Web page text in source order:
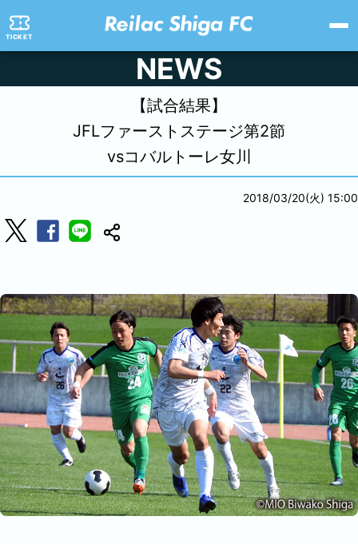
TICKET
NEWS
【試合結果】
JFLファーストステージ第2節
vsコバルトーレ女川
2018/03/20(火) 15:00